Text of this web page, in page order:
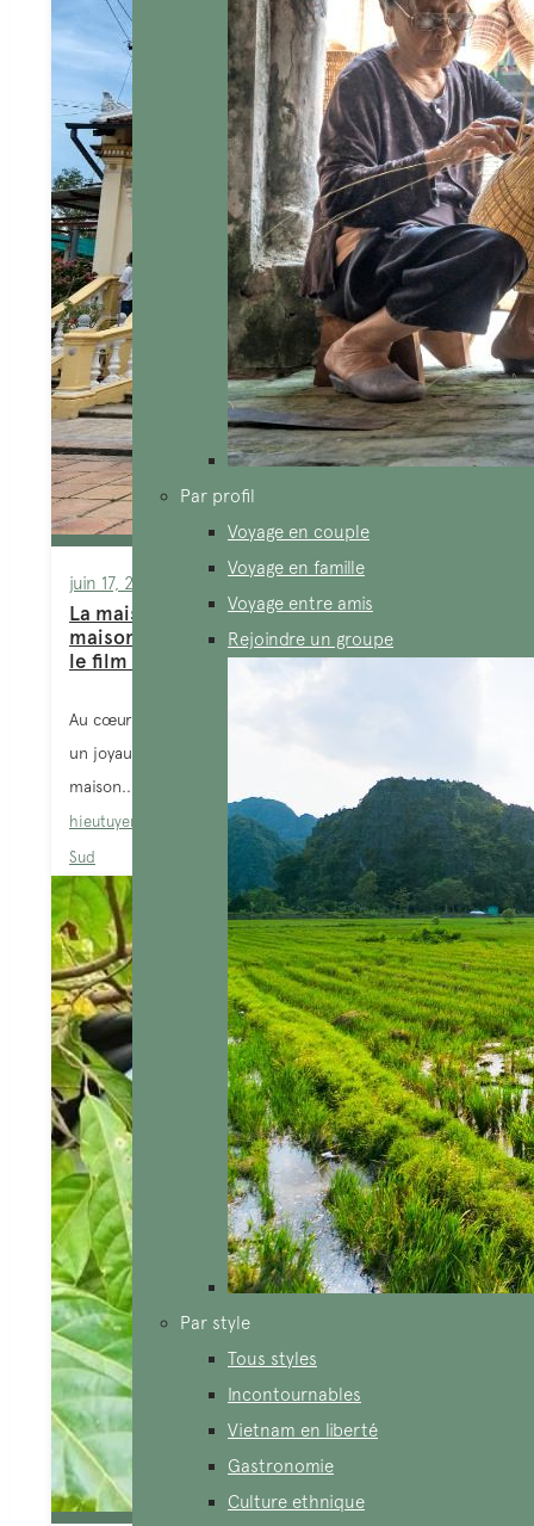
Par profil
Voyage en couple
Voyage en famille
Voyage entre amis
Rejoindre un groupe
Par style
Tous styles
Incontournables
Vietnam en liberté
Gastronomie
Culture ethnique
juin 17, 2025
La maison Binh Thuy à Can Tho : une
maison vietnam authentique révélée par
le film L’Amant
Au cœur du delta du Mékong, à Can Tho, se trouve
un joyau discret mais profondément captivant : la
maison...
hieutuyen Can Tho, Sites à explorer
Vietnam du
Sud